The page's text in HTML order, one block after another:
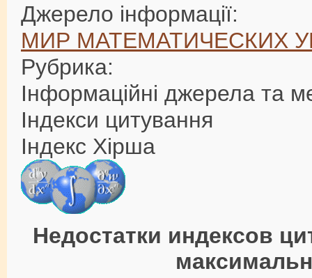
Джерело інформації:
МИР МАТЕМАТИЧЕСКИХ
Рубрика:
Інформаційні джерела та
Індекси цитування
Індекс Хірша
Недостатки индексов